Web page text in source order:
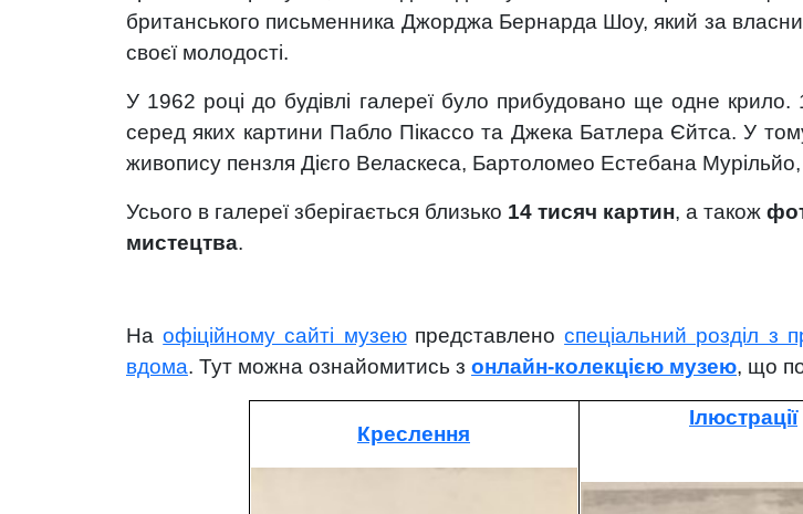
британського письменника Джорджа Бернарда Шоу, який за
своєї молодості.
У 1962 році до будівлі галереї було прибудовано ще одне крило.
серед яких картини Пабло Пікассо та Джека Батлера Єйтса. У
живопису пензля Дієго Веласкеса, Бартоломео Естебана
Усього в галереї зберігається близько 14 тисяч картин, а також
мистецтва.
Наофіційному сайті музею представленоспеціальний розділ з
вдома. Тут можна ознайомитись з онлайн-колекцією музею, що
Креслення
Ілюстрації